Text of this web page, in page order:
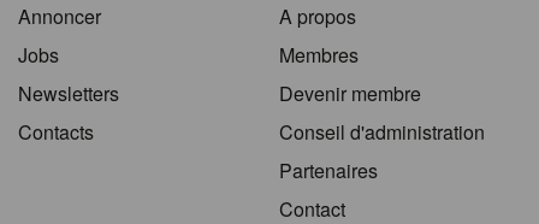
Annoncer
Jobs
Newsletters
Contacts
A propos
Membres
Devenir membre
Conseil d'administration
Partenaires
Contact